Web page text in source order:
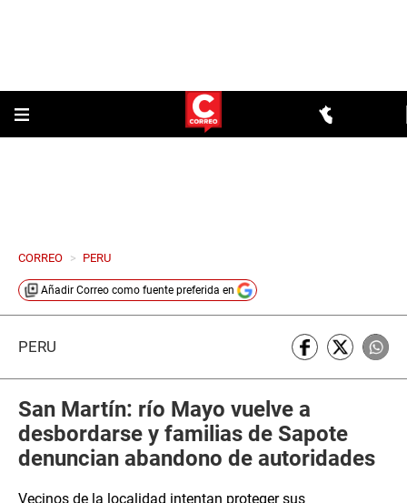
CORREO > PERU
Añadir Correo como fuente preferida en
PERÚ
San Martín: río Mayo vuelve a
desbordarse y familias de Sapote
denuncian abandono de autoridades
Vecinos de la localidad intentan proteger sus